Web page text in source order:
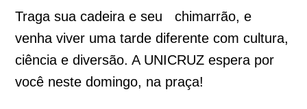
Traga sua cadeira e seu chimarrão, e
venha viver uma tarde diferente com cultura,
ciência e diversão. A UNICRUZ espera por
você neste domingo, na praça!